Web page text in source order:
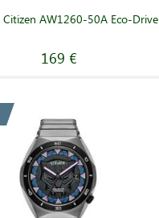
AW1260-50A Eco-Drive
169 €